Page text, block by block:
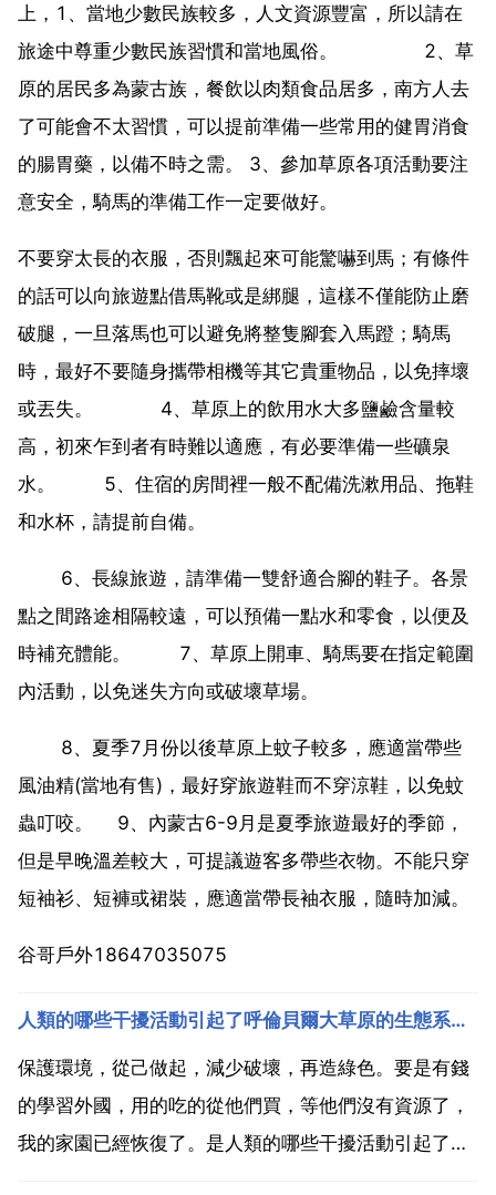
上，1、當地少數民族較多，人文資源豐富，所以請在
旅途中尊重少數民族習慣和當地風俗。 2、草
原的居民多為蒙古族，餐飲以肉類食品居多，南方人去
了可能會不太習慣，可以提前準備一些常用的健胃消食
的腸胃藥，以備不時之需。 3、參加草原各項活動要注
意安全，騎馬的準備工作一定要做好。
不要穿太長的衣服，否則飄起來可能驚嚇到馬；有條件
的話可以向旅遊點借馬靴或是綁腿，這樣不僅能防止磨
破腿，一旦落馬也可以避免將整隻腳套入馬蹬；騎馬
時，最好不要隨身攜帶相機等其它貴重物品，以免摔壞
或丟失。 4、草原上的飲用水大多鹽鹼含量較
高，初來乍到者有時難以適應，有必要準備一些礦泉
水。 5、住宿的房間裡一般不配備洗漱用品、拖鞋
和水杯，請提前自備。
6、長線旅遊，請準備一雙舒適合腳的鞋子。各景
點之間路途相隔較遠，可以預備一點水和零食，以便及
時補充體能。 7、草原上開車、騎馬要在指定範圍
內活動，以免迷失方向或破壞草場。
8、夏季7月份以後草原上蚊子較多，應適當帶些
風油精(當地有售)，最好穿旅遊鞋而不穿涼鞋，以免蚊
蟲叮咬。 9、內蒙古6-9月是夏季旅遊最好的季節，
但是早晚溫差較大，可提議遊客多帶些衣物。不能只穿
短袖衫、短褲或裙裝，應適當帶長袖衣服，隨時加減。
谷哥戶外18647035075
人類的哪些干擾活動引起了呼倫貝爾大草原的生態系統失衡,我們應
保護環境，從己做起，減少破壞，再造綠色。要是有錢
的學習外國，用的吃的從他們買，等他們沒有資源了，
我的家園已經恢復了。是人類的哪些干擾活動引起了草